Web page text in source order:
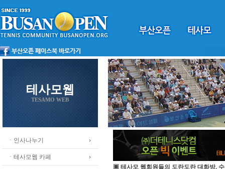
테사모웹
TESAMO WEB
ㆍ인사나누기
ㆍ테사모웹 카페
▣ 테사모 웹회원들의 도란도란 대화방,